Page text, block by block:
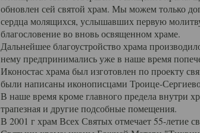
обновлен сей святой храм. Мы можем только
сердца молящихся, услышавших первую
благословение во вновь освященном храме.
Дальнейшее благоустройство храма
нему предпринимались уже в наше время
Иконостас храма был изготовлен по проекту
были написаны иконописцами Троице-
В наше время кроме главного предела внутри
трапезная и другие подсобные помещения.
В 2001 г храм Всех Святых отмечает 55-летие